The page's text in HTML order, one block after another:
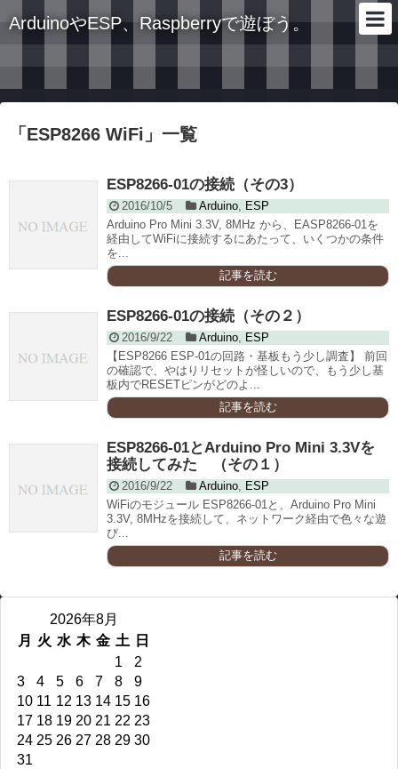
ArduinoやESP、Raspberryで遊ぼう。
「 ESP8266 WiFi 」 一覧
ESP8266-01の接続（その3）
2016/10/5 Arduino,
ESP
Arduino Pro Mini 3.3V, 8MHz から、EASP8266-01を
経由してWiFiに接続するにあたって、いくつかの条件
を...
記事を読む
ESP8266-01の接続（その２）
2016/9/22 Arduino,
ESP
【ESP8266 ESP-01の回路・基板もう少し調査】 前回
の確認で、やはりリセットが怪しいので、もう少し基
板内でRESETピンがどのよ...
記事を読む
ESP8266-01とArduino Pro Mini 3.3Vを
接続してみた （その１）
2016/9/22 Arduino,
ESP
WiFiのモジュール ESP8266-01と、Arduino Pro Mini
3.3V, 8MHzを接続して、ネットワーク経由で色々な遊
び...
記事を読む
2026年8月
月
火 水 木 金 土 日
1
2
3
4 5 6 7 8
9
10 11 12 13 14 15 16
17 18 19 20 21 22 23
24 25 26 27 28 29 30
31